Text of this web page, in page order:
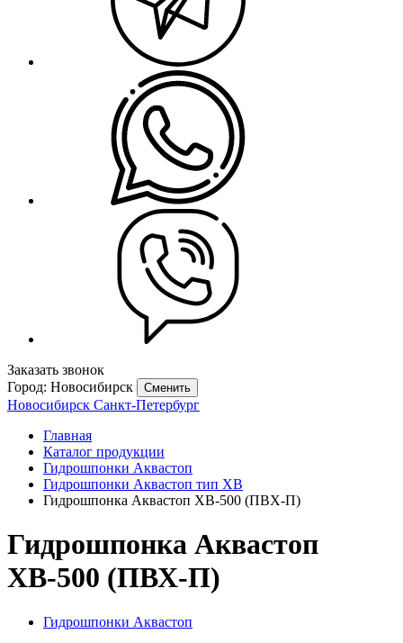
Заказать звонок
Город: Новосибирск
Сменить
Новосибирск Санкт-Петербург
Главная
Каталог продукции
Гидрошпонки Аквастоп
Гидрошпонки Аквастоп тип ХВ
Гидрошпонка Аквастоп ХВ-500 (ПВХ-П)
Гидрошпонка Аквастоп
ХВ-500 (ПВХ-П)
Гидрошпонки Аквастоп